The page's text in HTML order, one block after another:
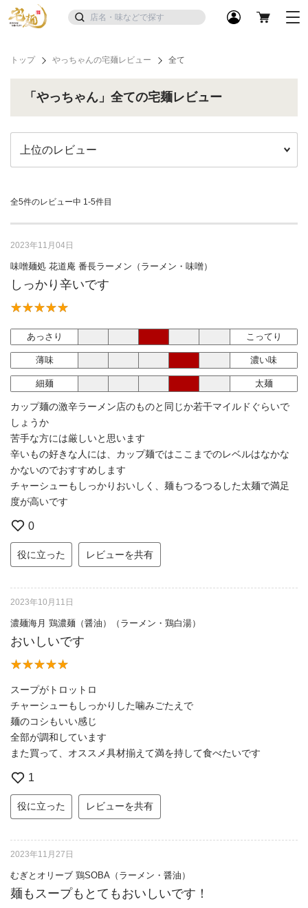
トップ やっちゃんの宅麺レビュー 全て
「やっちゃん」全ての宅麺レビュー
全5件のレビュー中 1-5件目
2023年11月04日
味噌麺処 花道庵 番長ラーメン（ラーメン・味噌）
しっかり辛いです
あっさり こってり
薄味 濃い味
細麺 太麺
カップ麺の激辛ラーメン店のものと同じか若干マイルドぐらいで
しょうか
苦手な方には厳しいと思います
辛いもの好きな人には、カップ麺ではここまでのレベルはなかな
かないのでおすすめします
チャーシューもしっかりおいしく、麺もつるつるした太麺で満足
度が高いです
0
役に立った レビューを共有
2023年10月11日
濃麺海月 鶏濃麺（醤油）（ラーメン・鶏白湯）
おいしいです
スープがトロットロ
チャーシューもしっかりした噛みごたえで
麺のコシもいい感じ
全部が調和しています
また買って、オススメ具材揃えて満を持して食べたいです
1
役に立った レビューを共有
2023年11月27日
むぎとオリーブ 鶏SOBA（ラーメン・醤油）
麺もスープもとてもおいしいです！